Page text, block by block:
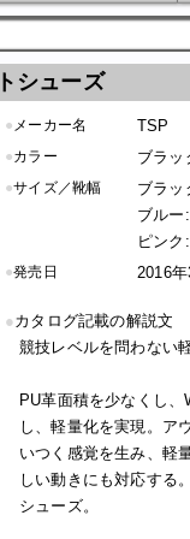
シューズ
● メーカー名 TSP
●カラー ブラッ
●サイズ／靴幅
ブラッ
ブルー
ピン
●発売日 2016
●カタログ記載の解説文
競技レベルを問わない
PU革面積を少なくし
し、軽量化を実現。ア
いつく感覚を生み、軽
しい動きにも対応する
シューズ。